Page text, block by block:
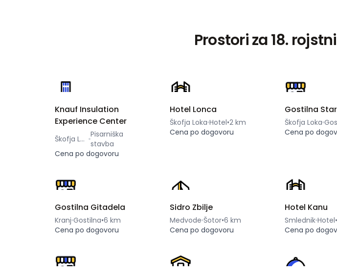
Prostori za 18.
Knauf Insulation
Experience Center
Škofja Loka
Pisarniška
stavba
Cena po dogovoru
Hotel Lonca
Škofja Loka Hotel•2 km
Cena po dogovoru
Gostilna
Škofja Loka
Cena po
Gostilna Gitadela
Kranj Gostilna•6 km
Cena po dogovoru
Sidro Zbilje
Medvode Šotor•6 km
Cena po dogovoru
Hotel Kanu
Smlednik Hotel•
Cena po